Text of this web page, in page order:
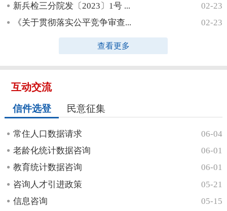
新兵检三分院发〔2023〕1号 ...
02-23
《关于贯彻落实公平竞争审查...
02-23
查看更多
互动交流
信件选登 民意征集
常住人口数据请求
06-04
老龄化统计数据咨询
06-01
教育统计数据咨询
06-01
咨询人才引进政策
05-21
信息咨询
05-15